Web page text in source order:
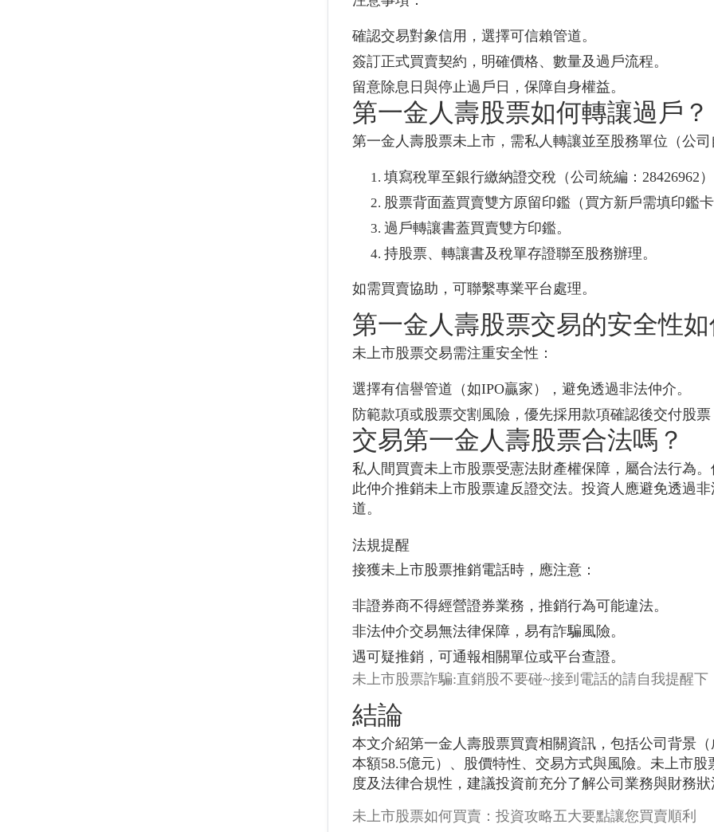
確認交易對象信用，選擇可信賴管道。
簽訂正式買賣契約，明確價格、數量及過戶流程。
留意除息日與停止過戶日，保障自身權益。
第一金人壽股票如何轉讓過戶？
第一金人壽股票未上市，需私人轉讓並至股務單位（公
填寫稅單至銀行繳納證交稅（公司統編：28426962
股票背面蓋買賣雙方原留印鑑（買方新戶需填印鑑
過戶轉讓書蓋買賣雙方印鑑。
持股票、轉讓書及稅單存證聯至股務辦理。
如需買賣協助，可聯繫專業平台處理。
第一金人壽股票交易的安全性
未上市股票交易需注重安全性：
選擇有信譽管道（如IPO贏家），避免透過非法仲介。
防範款項或股票交割風險，優先採用款項確認後交付股
交易第一金人壽股票合法嗎？
私人間買賣未上市股票受憲法財產權保障，屬合法行為
此仲介推銷未上市股票違反證交法。投資人應避免透過
道。
法規提醒
接獲未上市股票推銷電話時，應注意：
非證券商不得經營證券業務，推銷行為可能違法。
非法仲介交易無法律保障，易有詐騙風險。
遇可疑推銷，可通報相關單位或平台查證。
未上市股票詐騙:直銷股不要碰~接到電話的請自我提醒下
結論
本文介紹第一金人壽股票買賣相關資訊，包括公司背景
本額58.5億元）、股價特性、交易方式與風險。未上市
度及法律合規性，建議投資前充分了解公司業務與財務
未上市股票如何買賣：投資攻略五大要點讓您買賣順利